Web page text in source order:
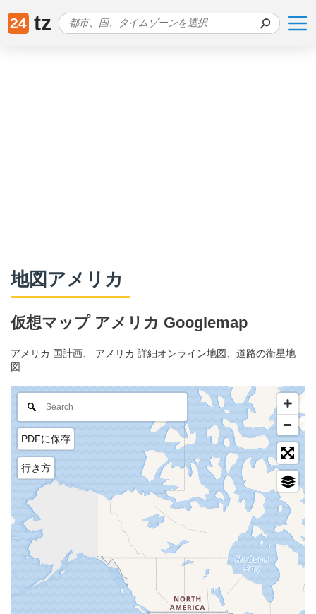
24 tz
地図アメリカ
仮想マップ アメリカ Googlemap
アメリカ 国計画、 アメリカ 詳細オンライン地図、道路の衛星地
図.
PDFに保存
行き方